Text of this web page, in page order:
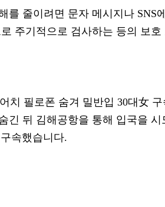
를 줄이려면 문자 메시지나 SNS
주기적으로 검사하는 등의 보
치 필로폰 숨겨 밀반입 30대女 구
긴 뒤 김해공항을 통해 입국을 시
속했습니다.